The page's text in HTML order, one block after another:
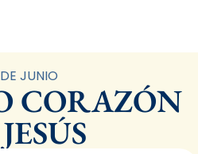
JUNIO
CORAZÓN